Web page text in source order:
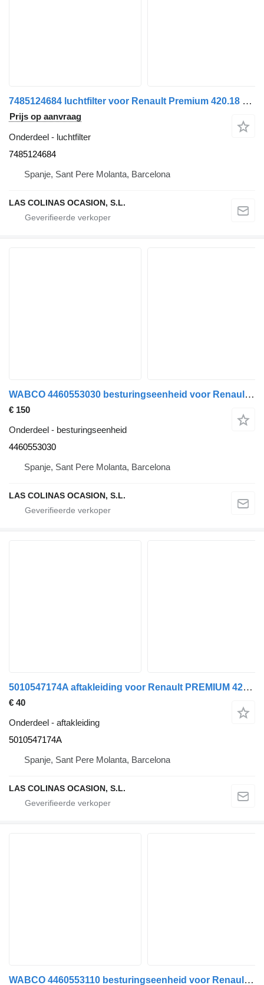
7485124684 luchtfilter voor Renault Premium 420.18 vrachtwagen
Prijs op aanvraag
Onderdeel - luchtfilter
7485124684
Spanje, Sant Pere Molanta, Barcelona
LAS COLINAS OCASION, S.L.
WABCO 4460553030 besturingseenheid voor Renault Premium 420.18D vrachtwagen
€ 150
Onderdeel - besturingseenheid
4460553030
Spanje, Sant Pere Molanta, Barcelona
LAS COLINAS OCASION, S.L.
5010547174A aftakleiding voor Renault PREMIUM 420 vrachtwagen
€ 40
Onderdeel - aftakleiding
5010547174A
Spanje, Sant Pere Molanta, Barcelona
LAS COLINAS OCASION, S.L.
WABCO 4460553110 besturingseenheid voor Renault PREMIUM 420 vrachtwagen